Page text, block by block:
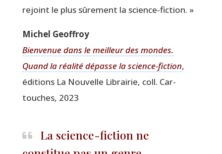
rejoint le plus sûre­ment la science-fiction. »
Michel Geof­froy
Bien­ve­nue dans le meilleur des mondes.
Quand la réa­li­té dépasse la science-fic­tion,
édi­tions La Nou­velle Librai­rie, coll. Car­
touches, 2023
La science-fiction ne